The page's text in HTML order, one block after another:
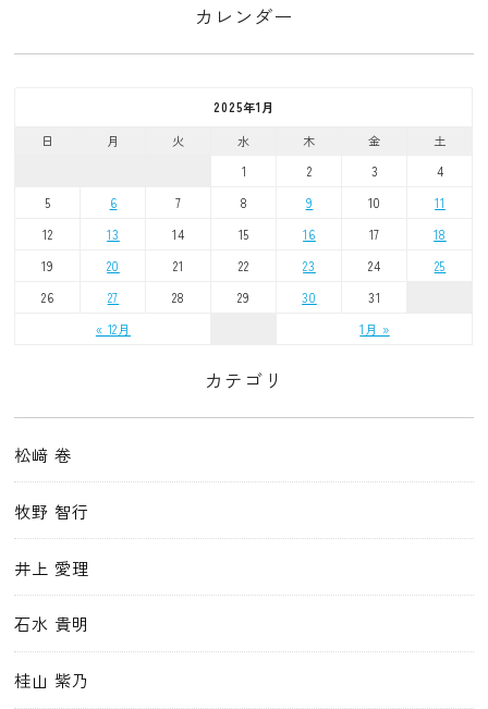
カレンダー
2025年1月
日
月 火 水 木 金 土
« 12月 1月 »
1 2 3
4
5
6 7 8 9 10
11
12
13 14 15 16 17
18
19
20 21 22 23 24
25
26
27 28 29 30 31
カテゴリ
松﨑 卷
牧野 智行
井上 愛理
石水 貴明
桂山 紫乃